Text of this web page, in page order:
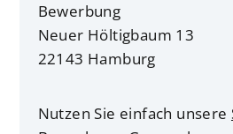
Bewerbung
Neuer Höltigbaum 13
22143 Hamburg
Nutzen Sie einfach unsere